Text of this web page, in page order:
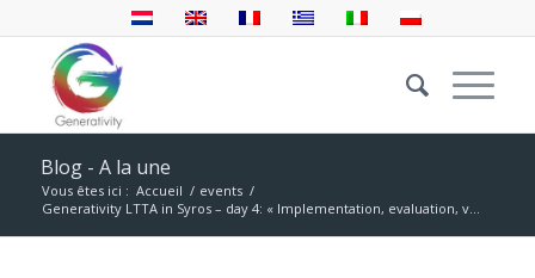
Blog - A la une
Vous êtes ici : Accueil / events /
Generativity LTTA in Syros – day 4: « Implementation, evaluation, v...